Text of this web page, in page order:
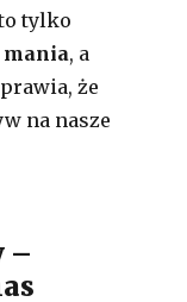
tylko
mania, a
że
na nasze
–